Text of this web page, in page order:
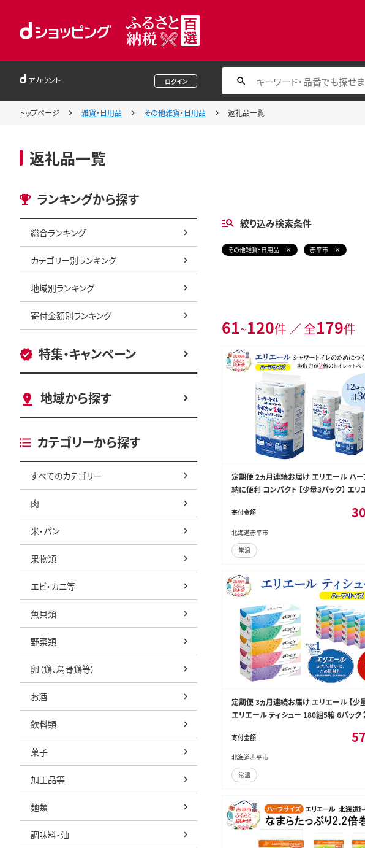
アカウント ログイン
トップページ 雑貨・日用品 その他雑貨・日用品 返礼品一覧
返礼品一覧
ランキングから探す
総合ランキング
カテゴリー別ランキング
地域別ランキング
寄付金額別ランキング
特集・キャンペーン
地域から探す
カテゴリーから探す
すべてのカテゴリー
肉
米・パン
果物類
エビ・カニ等
魚貝類
野菜類
卵（鶏、烏骨鶏等）
お酒
飲料類
菓子
加工品等
麺類
調味料・油
絞り込み検索条件
その他雑貨・日用品 赤平市
61~120件 ／ 全179件
定期便 2ヵ月連続お届け エリエール ハー
納に便利 コンパクト 【少量3パック】 エリ
ーパー ダブル 25m 12R 3パック 計36ロ
寄付金額
北海道赤平市
常温
定期便 3ヵ月連続お届け エリエール 【少
エリエール ティシュー 180組5箱 6パック
品 消耗品 定番 北海道 赤平市
寄付金額
北海道赤平市
常温